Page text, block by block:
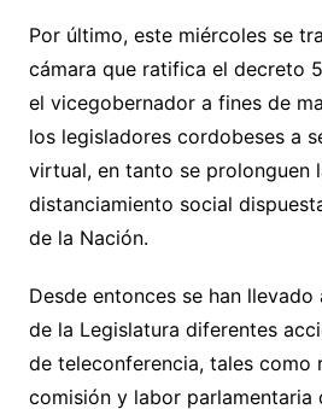
Por último, este miércoles se
cámara que ratifica el decreto
el vicegobernador a fines de
los legisladores cordobeses a
virtual, en tanto se prolonguen
distanciamiento social
de la Nación.
Desde entonces se han
de la Legislatura diferentes
de teleconferencia, tales como
comisión y labor parlamentaria